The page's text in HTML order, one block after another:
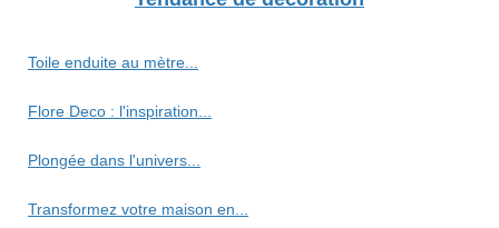
Toile enduite au mètre...
Flore Deco : l'inspiration...
Plongée dans l'univers...
Transformez votre maison en...